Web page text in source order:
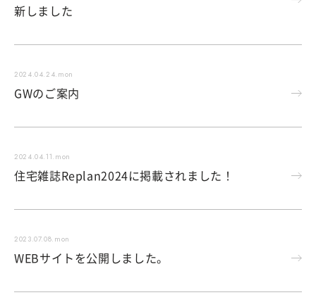
新しました
2024.04.24.mon
GWのご案内
2024.04.11.mon
住宅雑誌Replan2024に掲載されました！
2023.07.08.mon
WEBサイトを公開しました。